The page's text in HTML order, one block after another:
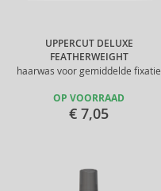
UPPERCUT DELUXE
FEATHERWEIGHT
haarwas voor gemiddelde fixatie
OP VOORRAAD
€ 7,05